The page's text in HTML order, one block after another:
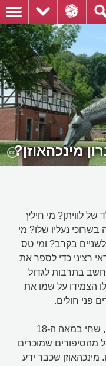
מינכהאוזן?
של לוויתן? מי חילץ
נעליו שלו? מי
בקרב? ומי טס
רציני כדי לספר את
נחשב בתרבות לגדול
הצמידו על שמו את
פני חולים.
אבל קרל פרידריך הירונימוס מינכהאוזן, שחי במאה ה-18
מהסיפורים שמוכרים
מינכהאוזן שכבר ידע